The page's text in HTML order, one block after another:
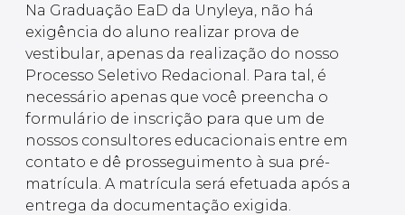
Na Graduação EaD da Unyleya, não há
exigência do aluno realizar prova de
vestibular, apenas da realização do nosso
Processo Seletivo Redacional. Para tal, é
necessário apenas que você preencha o
formulário de inscrição para que um de
nossos consultores educacionais entre em
contato e dê prosseguimento à sua pré-
matrícula. A matrícula será efetuada após a
entrega da documentação exigida.